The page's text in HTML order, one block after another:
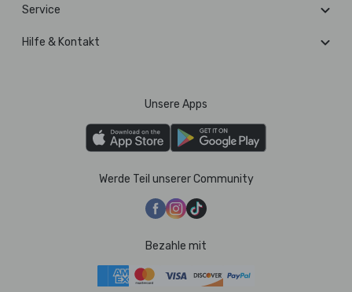
Service
Hilfe & Kontakt
Unsere Apps
Werde Teil unserer Community
Bezahle mit